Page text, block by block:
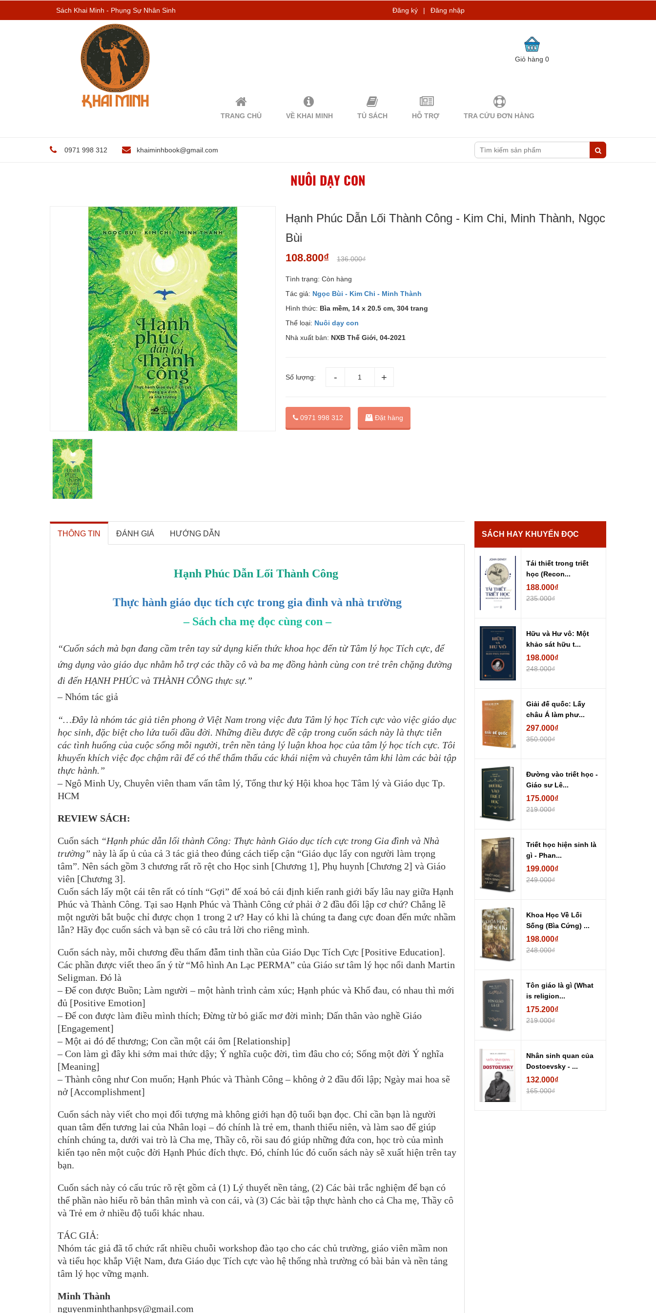
Sách Khai Minh - Phụng Sự Nhân Sinh Đăng ký | Đăng nhập
Giỏ hàng0
TRANG CHỦ VỀ KHAI MINH TỦ SÁCH HỖ TRỢ TRA CỨU ĐƠN HÀNG
0971 998 312 khaiminhbook@gmail.com
NUÔI DẠY CON
Hạnh Phúc Dẫn Lối Thành Công - Kim Chi, Minh Thành, Ngọc
Bùi
108.800₫ 136.000₫
Tình trạng: Còn hàng
Tác giả: Ngọc Bùi - Kim Chi - Minh Thành
Hình thức: Bìa mềm, 14 x 20.5 cm, 304 trang
Thể loại: Nuôi dạy con
Nhà xuất bản: NXB Thế Giới, 04-2021
Số lượng:
0971 998 312 Đặt hàng
THÔNG TIN ĐÁNH GIÁ HƯỚNG DẪN
Hạnh Phúc Dẫn Lối Thành Công
Thực hành giáo dục tích cực trong gia đình và nhà trường
– Sách cha mẹ đọc cùng con –
“Cuốn sách mà bạn đang cầm trên tay sử dụng kiến thức khoa học đến từ Tâm lý học Tích cực, để
ứng dụng vào giáo dục nhằm hỗ trợ các thầy cô và ba mẹ đồng hành cùng con trẻ trên chặng đường
đi đến HẠNH PHÚC và THÀNH CÔNG thực sự.”
– Nhóm tác giả
“…Đây là nhóm tác giả tiên phong ở Việt Nam trong việc đưa Tâm lý học Tích cực vào việc giáo dục
học sinh, đặc biệt cho lứa tuổi đầu đời. Những điều được đề cập trong cuốn sách này là thực tiễn
các tình huống của cuộc sống mỗi người, trên nền tảng lý luận khoa học của tâm lý học tích cực. Tôi
khuyến khích việc đọc chậm rãi để có thể thẩm thấu các khái niệm và chuyên tâm khi làm các bài tập
thực hành.”
– Ngô Minh Uy, Chuyên viên tham vấn tâm lý, Tổng thư ký Hội khoa học Tâm lý và Giáo dục Tp.
HCM
REVIEW SÁCH:
Cuốn sách “Hạnh phúc dẫn lối thành Công: Thực hành Giáo dục tích cực trong Gia đình và Nhà
trường” này là ấp ủ của cả 3 tác giả theo đúng cách tiếp cận “Giáo dục lấy con người làm trọng
tâm”. Nên sách gồm 3 chương rất rõ rệt cho Học sinh [Chương 1], Phụ huynh [Chương 2] và Giáo
viên [Chương 3].
Cuốn sách lấy một cái tên rất có tính “Gợi” để xoá bỏ cái định kiến ranh giới bấy lâu nay giữa Hạnh
Phúc và Thành Công. Tại sao Hạnh Phúc và Thành Công cứ phải ở 2 đầu đối lập cơ chứ? Chẳng lẽ
một người bắt buộc chỉ được chọn 1 trong 2 ư? Hay có khi là chúng ta đang cực đoan đến mức nhầm
lẫn? Hãy đọc cuốn sách và bạn sẽ có câu trả lời cho riêng mình.
Cuốn sách này, mỗi chương đều thấm đẫm tinh thần của Giáo Dục Tích Cực [Positive Education].
Các phần được viết theo ẩn ý từ “Mô hình An Lạc PERMA” của Giáo sư tâm lý học nổi danh Martin
Seligman. Đó là
– Để con được Buồn; Làm người – một hành trình cảm xúc; Hạnh phúc và Khổ đau, có nhau thì mới
đủ [Positive Emotion]
– Để con được làm điều mình thích; Đừng từ bỏ giấc mơ đời mình; Dấn thân vào nghề Giáo
[Engagement]
– Một ai đó để thương; Con cần một cái ôm [Relationship]
– Con làm gì đây khi sớm mai thức dậy; Ý nghĩa cuộc đời, tìm đâu cho có; Sống một đời Ý nghĩa
[Meaning]
– Thành công như Con muốn; Hạnh Phúc và Thành Công – không ở 2 đầu đối lập; Ngày mai hoa sẽ
nở [Accomplishment]
Cuốn sách này viết cho mọi đối tượng mà không giới hạn độ tuổi bạn đọc. Chỉ cần bạn là người
quan tâm đến tương lai của Nhân loại – đó chính là trẻ em, thanh thiếu niên, và làm sao để giúp
chính chúng ta, dưới vai trò là Cha mẹ, Thầy cô, rồi sau đó giúp những đứa con, học trò của mình
kiến tạo nên một cuộc đời Hạnh Phúc đích thực. Đó, chính lúc đó cuốn sách này sẽ xuất hiện trên tay
bạn.
Cuốn sách này có cấu trúc rõ rệt gồm cả (1) Lý thuyết nền tảng, (2) Các bài trắc nghiệm để bạn có
thể phần nào hiểu rõ bản thân mình và con cái, và (3) Các bài tập thực hành cho cả Cha mẹ, Thầy cô
và Trẻ em ở nhiều độ tuổi khác nhau.
TÁC GIẢ:
Nhóm tác giả đã tổ chức rất nhiều chuỗi workshop đào tạo cho các chủ trường, giáo viên mầm non
và tiểu học khắp Việt Nam, đưa Giáo dục Tích cực vào hệ thống nhà trường có bài bản và nền tảng
tâm lý học vững mạnh.
Minh Thành
nguyenminhthanhpsy@gmail.com
SÁCH HAY KHUYẾN ĐỌC
Tái thiết trong triết
học (Recon...
188.000₫
235.000₫
Hữu và Hư vô: Một
khảo sát hữu t...
198.000₫
248.000₫
Giải đế quốc: Lấy
châu Á làm phư...
297.000₫
350.000₫
Đường vào triết học -
Giáo sư Lê...
175.000₫
219.000₫
Triết học hiện sinh là
gì - Phan...
199.000₫
249.000₫
Khoa Học Về Lối
Sống (Bìa Cứng) ...
198.000₫
248.000₫
Tôn giáo là gì (What
is religion...
175.200₫
219.000₫
Nhân sinh quan của
Dostoevsky - ...
132.000₫
165.000₫